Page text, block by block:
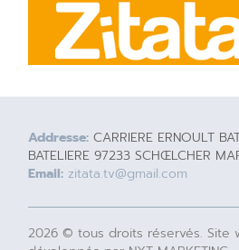
Addresse: CARRIERE ERNOULT
BATELIERE 97233 SCHŒLCHER
Email: zitata.tv@gmail.com
2026 © tous droits réservés. Site